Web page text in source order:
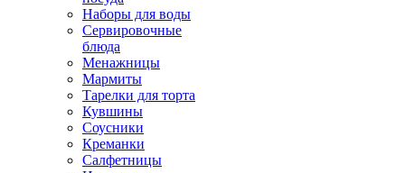
Наборы для воды
Сервировочные
блюда
Менажницы
Мармиты
Тарелки для торта
Кувшины
Соусники
Креманки
Салфетницы